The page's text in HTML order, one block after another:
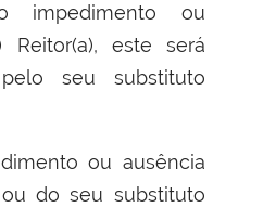
impedimento ou
Reitor(a), este será
seu substituto
ou ausência
ou do seu substituto